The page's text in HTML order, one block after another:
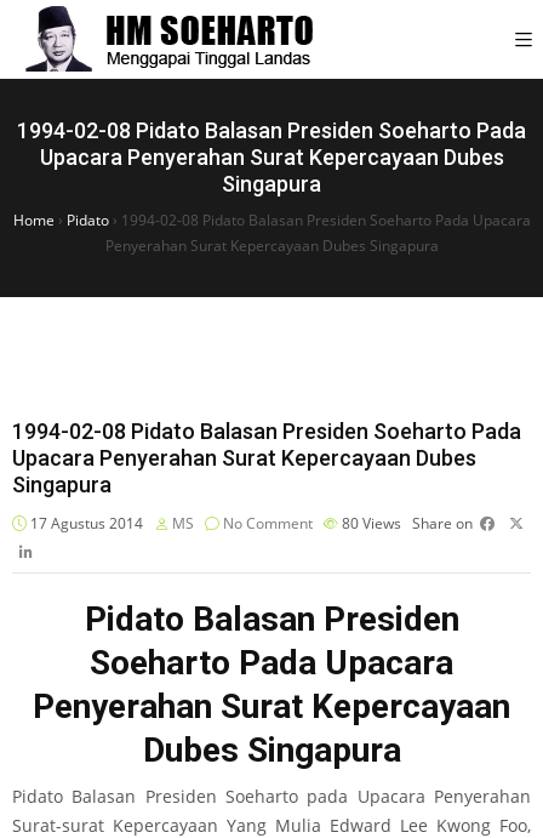
1994-02-08 Pidato Balasan Presiden Soeharto Pada
Upacara Penyerahan Surat Kepercayaan Dubes
Singapura
Home › Pidato› 1994-02-08 Pidato Balasan Presiden Soeharto Pada Upacara
Penyerahan Surat Kepercayaan Dubes Singapura
1994-02-08 Pidato Balasan Presiden Soeharto Pada
Upacara Penyerahan Surat Kepercayaan Dubes
Singapura
17 Agustus 2014 MS No Comment 80Views Share on
Pidato Balasan Presiden
Soeharto Pada Upacara
Penyerahan Surat Kepercayaan
Dubes Singapura
Pidato Balasan Presiden Soeharto pada Upacara Penyerahan
Surat-surat Kepercayaan Yang Mulia Edward Lee Kwong Foo,